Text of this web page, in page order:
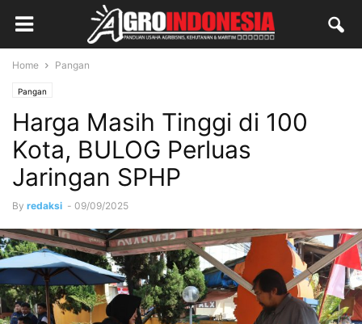
Home Pangan
Pangan
Harga Masih Tinggi di 100
Kota, BULOG Perluas
Jaringan SPHP
By redaksi - 09/09/2025